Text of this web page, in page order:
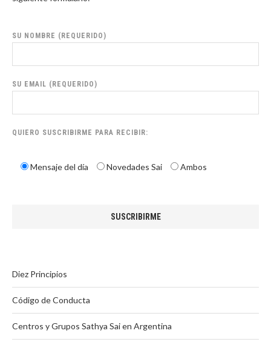
SU NOMBRE (REQUERIDO)
SU EMAIL (REQUERIDO)
QUIERO SUSCRIBIRME PARA RECIBIR:
Mensaje del día Novedades Sai Ambos
Diez Principios
Código de Conducta
Centros y Grupos Sathya Sai en Argentina